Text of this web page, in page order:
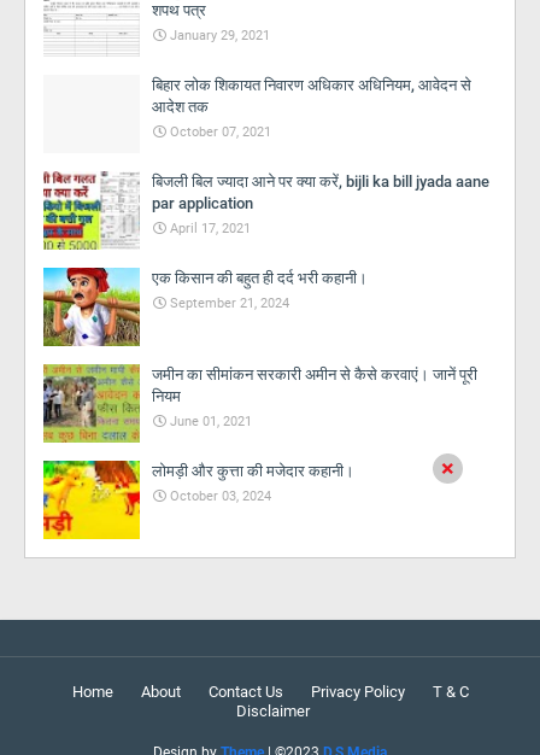
शपथ पत्र
January 29, 2021
बिहार लोक शिकायत निवारण अधिकार अधिनियम, आवेदन से
आदेश तक
October 07, 2021
बिजली बिल ज्यादा आने पर क्या करें, bijli ka bill jyada aane
par application
April 17, 2021
एक किसान की बहुत ही दर्द भरी कहानी।
September 21, 2024
जमीन का सीमांकन सरकारी अमीन से कैसे करवाएं। जानें पूरी
नियम
June 01, 2021
लोमड़ी और कुत्ता की मजेदार कहानी।
October 03, 2024
Home About Contact Us Privacy Policy
T & C
Disclaimer
×